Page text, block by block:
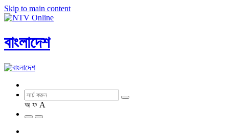
Skip to main content
বাংলাদেশ
অ ফ A